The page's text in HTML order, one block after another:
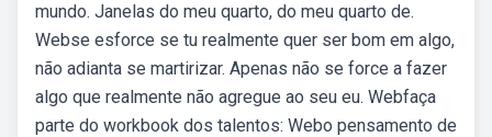
mundo. Janelas do meu quarto, do meu quarto de.
Webse esforce se tu realmente quer ser bom em algo,
não adianta se martirizar. Apenas não se force a fazer
algo que realmente não agregue ao seu eu. Webfaça
parte do workbook dos talentos: Webo pensamento de